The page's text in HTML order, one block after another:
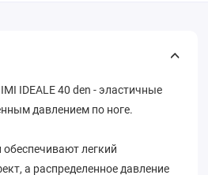
IDEALE 40 den - эластичные
давлением по ноге.
легкий
а распределенное давление